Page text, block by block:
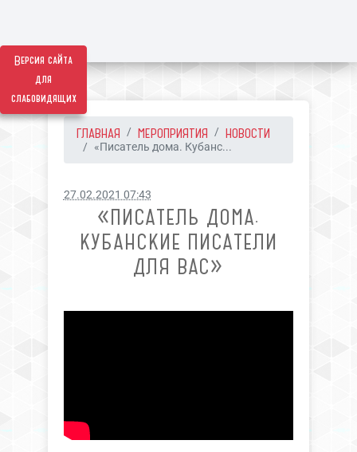
Версия сайта
для
слабовидящих
ГЛАВНАЯ МЕРОПРИЯТИЯ НОВОСТИ
«Писатель дома. Кубанс...
27.02.2021 07:43
«ПИСАТЕЛЬ ДОМА.
КУБАНСКИЕ ПИСАТЕЛИ
ДЛЯ ВАС»